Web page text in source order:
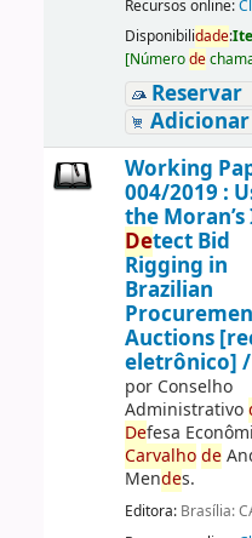
Recursos online:
Disponibilidade:
[Númerode
Reservar
Working
004/2019 :
the
Detect Bid
Rigging in
Brazilian
Auctions
eletrônico] /
por Conselho
Administrativo
Defesa
Carvalho de
Mendes.
Editora: Brasília: